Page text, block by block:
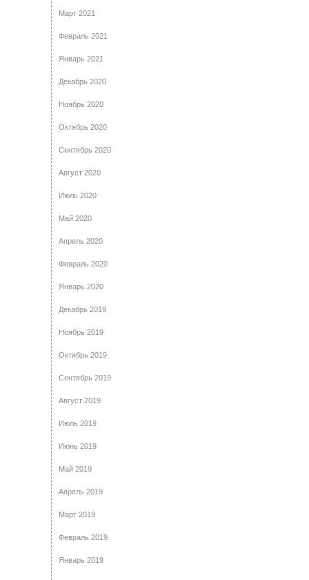
Март 2021
Февраль 2021
Январь 2021
Декабрь 2020
Ноябрь 2020
Октябрь 2020
Сентябрь 2020
Август 2020
Июль 2020
Май 2020
Апрель 2020
Февраль 2020
Январь 2020
Декабрь 2019
Ноябрь 2019
Октябрь 2019
Сентябрь 2019
Август 2019
Июль 2019
Июнь 2019
Май 2019
Апрель 2019
Март 2019
Февраль 2019
Январь 2019